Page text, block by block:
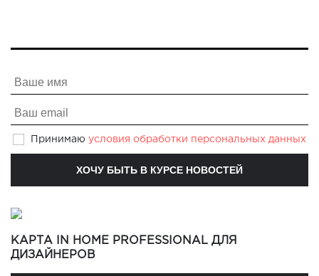
Принимаю условия обработки персональных данных
КАРТА IN HOME PROFESSIONAL ДЛЯ
ДИЗАЙНЕРОВ